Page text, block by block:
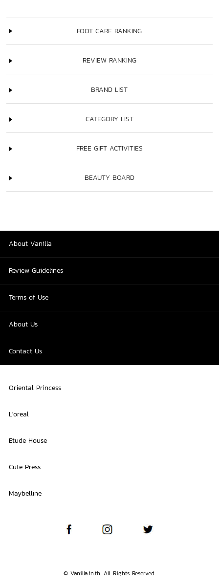
FOOT CARE RANKING
REVIEW RANKING
BRAND LIST
CATEGORY LIST
FREE GIFT ACTIVITIES
BEAUTY BOARD
About Vanilla
Review Guidelines
Terms of Use
About Us
Contact Us
Oriental Princess
L'oreal
Etude House
Cute Press
Maybelline
© Vanilla.in.th. All Rights Reserved.